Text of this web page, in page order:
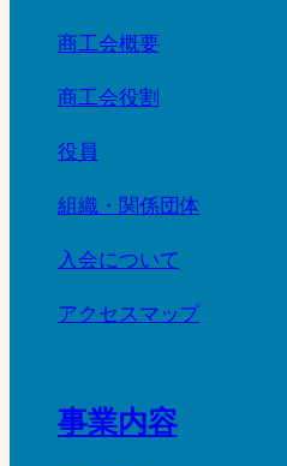
商工会概要
商工会役割
役員
組織・関係団体
入会について
アクセスマップ
事業内容